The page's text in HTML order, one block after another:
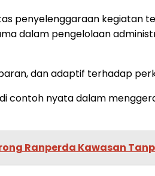
penyelenggaraan kegiatan
dalam pengelolaan
dan adaptif terhadap
contoh nyata dalam
Ranperda Kawasan